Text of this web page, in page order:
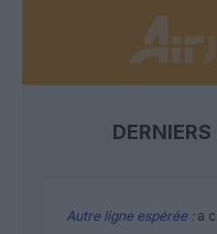
Autre ligne espérée :a